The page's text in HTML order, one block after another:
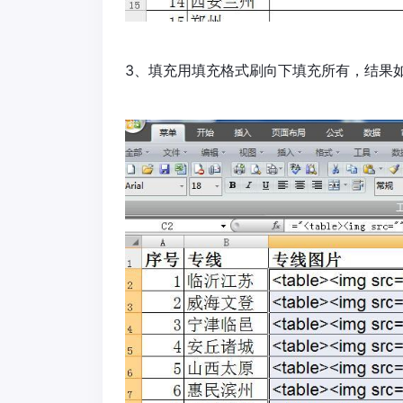
3、填充用填充格式刷向下填充所有，结果